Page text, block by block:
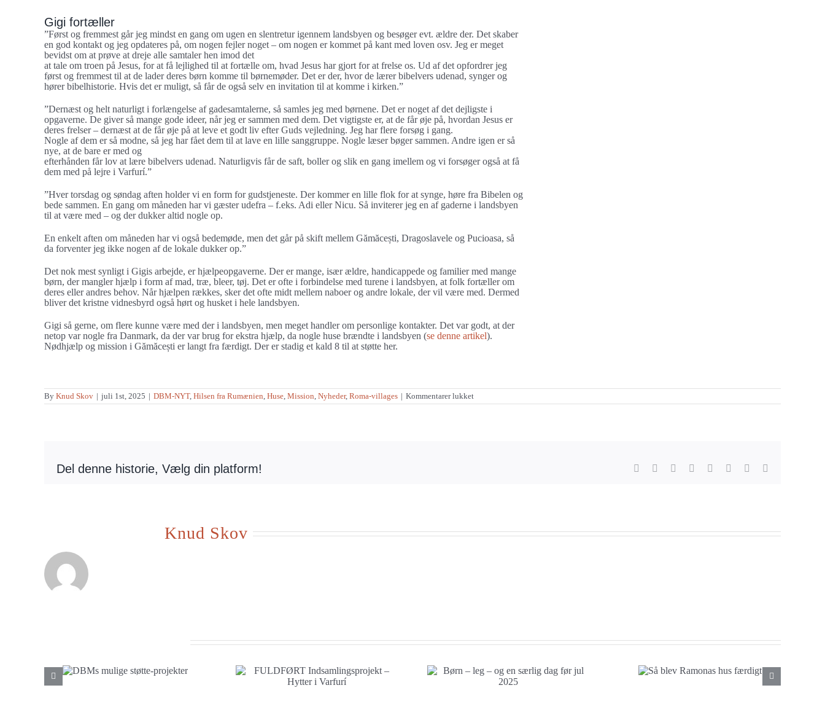
Gigi fortæller
”Først og fremmest går jeg mindst en gang om ugen en slentretur igennem landsbyen og besøger evt. ældre der. Det skaber
en god kontakt og jeg opdateres på, om nogen fejler noget – om nogen er kommet på kant med loven osv. Jeg er meget
bevidst om at prøve at dreje alle samtaler hen imod det
at tale om troen på Jesus, for at få lejlighed til at fortælle om, hvad Jesus har gjort for at frelse os. Ud af det opfordrer jeg
først og fremmest til at de lader deres børn komme til børnemøder. Det er der, hvor de lærer bibelvers udenad, synger og
hører bibelhistorie. Hvis det er muligt, så får de også selv en invitation til at komme i kirken.”
”Dernæst og helt naturligt i forlængelse af gadesamtalerne, så samles jeg med børnene. Det er noget af det dejligste i
opgaverne. De giver så mange gode ideer, når jeg er sammen med dem. Det vigtigste er, at de får øje på, hvordan Jesus er
deres frelser – dernæst at de får øje på at leve et godt liv efter Guds vejledning. Jeg har flere forsøg i gang.
Nogle af dem er så modne, så jeg har fået dem til at lave en lille sanggruppe. Nogle læser bøger sammen. Andre igen er så
nye, at de bare er med og
efterhånden får lov at lære bibelvers udenad. Naturligvis får de saft, boller og slik en gang imellem og vi forsøger også at få
dem med på lejre i Varfurí.”
”Hver torsdag og søndag aften holder vi en form for gudstjeneste. Der kommer en lille flok for at synge, høre fra Bibelen og
bede sammen. En gang om måneden har vi gæster udefra – f.eks. Adi eller Nicu. Så inviterer jeg en af gaderne i landsbyen
til at være med – og der dukker altid nogle op.
En enkelt aften om måneden har vi også bedemøde, men det går på skift mellem Gămăcești, Dragoslavele og Pucioasa, så
da forventer jeg ikke nogen af de lokale dukker op.”
Det nok mest synligt i Gigis arbejde, er hjælpeopgaverne. Der er mange, især ældre, handicappede og familier med mange
børn, der mangler hjælp i form af mad, træ, bleer, tøj. Det er ofte i forbindelse med turene i landsbyen, at folk fortæller om
deres eller andres behov. Når hjælpen rækkes, sker det ofte midt mellem naboer og andre lokale, der vil være med. Dermed
bliver det kristne vidnesbyrd også hørt og husket i hele landsbyen.
Gigi så gerne, om flere kunne være med der i landsbyen, men meget handler om personlige kontakter. Det var godt, at der
netop var nogle fra Danmark, da der var brug for ekstra hjælp, da nogle huse brændte i landsbyen (se denne artikel).
Nødhjælp og mission i Gămăcești er langt fra færdigt. Der er stadig et kald 8 til at støtte her.
By Knud Skov | juli 1st, 2025 | DBM-NYT, Hilsen fra Rumænien Huse Mission Nyheder, Roma-villages | Kommentarer lukkettil
Nødhjælps-
Del denne historie, Vælg din platform! Facebook Reddit LinkedIn
TumblrPinterest
Knud Skov
FULDFØRT
Børn – leg – og en
Så blev Ramonas